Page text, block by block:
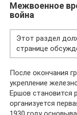
Межвоенное
война
Этот раздел
странице
После окончания
укрепление
Ершов становится
организуется